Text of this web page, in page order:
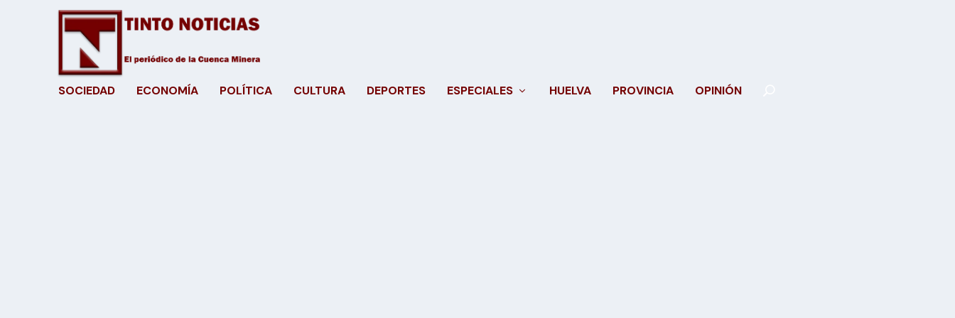
SOCIEDAD ECONOMÍA POLÍTICA CULTURA DEPORTES ESPECIALES HUELVA PROVINCIA OPINIÓN